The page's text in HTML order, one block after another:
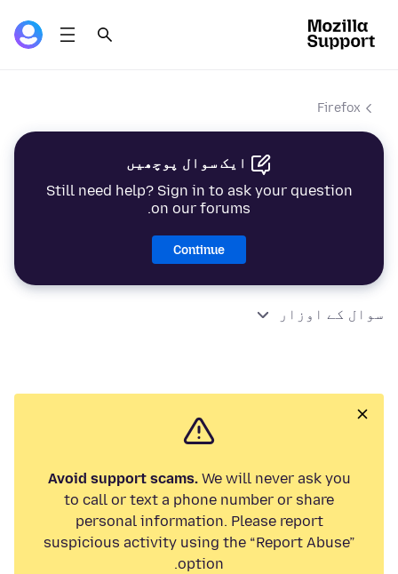
Firefox
ایک سوال پوچھیں
Still need help? Sign in to ask your question
on our forums.
Continue
سوال کے اوزار
Avoid support scams.We will never ask you
to call or text a phone number or share
personal information. Please report
suspicious activity using the “Report Abuse”
option.